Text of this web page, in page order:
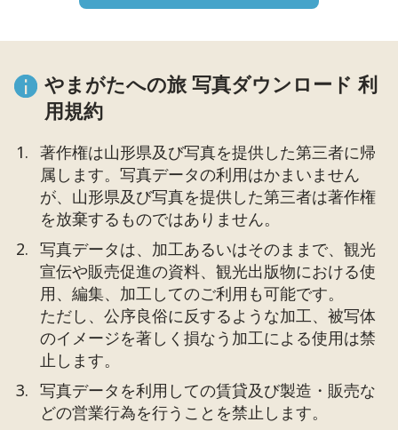
やまがたへの旅 写真ダウンロード 利
用規約
著作権は山形県及び写真を提供した第三者に帰
属します。写真データの利用はかまいません
が、山形県及び写真を提供した第三者は著作権
を放棄するものではありません。
写真データは、加工あるいはそのままで、観光
宣伝や販売促進の資料、観光出版物における使
用、編集、加工してのご利用も可能です。
ただし、公序良俗に反するような加工、被写体
のイメージを著しく損なう加工による使用は禁
止します。
写真データを利用しての賃貸及び製造・販売な
どの営業行為を行うことを禁止します。